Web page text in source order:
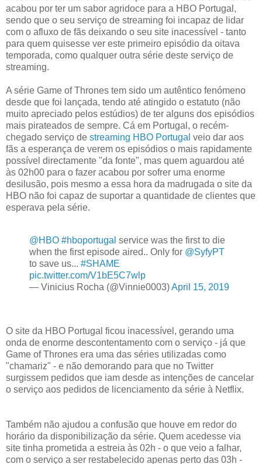
acabou por ter um sabor agridoce para a HBO Portugal,
sendo que o seu serviço de streaming foi incapaz de lidar
com o afluxo de fãs deixando o seu site inacessível - tanto
para quem quisesse ver este primeiro episódio da oitava
temporada, como qualquer outra série deste serviço de
streaming.
A série Game of Thrones tem sido um autêntico fenómeno
desde que foi lançada, tendo até atingido o estatuto (não
muito apreciado pelos estúdios) de ter alguns dos episódios
mais pirateados de sempre. Cá em Portugal, o recém-
chegado serviço de streaming HBO Portugal veio dar aos
fãs a esperança de verem os episódios o mais rapidamente
possível directamente "da fonte", mas quem aguardou até
às 02h00 para o fazer acabou por sofrer uma enorme
desilusão, pois mesmo a essa hora da madrugada o site da
HBO não foi capaz de suportar a quantidade de clientes que
esperava pela série.
@HBO #hboportugal service was the first to die
when the first episode aired.. Only for @SyfyPT
to save us... #SHAME
pic.twitter.com/V1bE5C7wlp
— Vinicius Rocha (@Vinnie0003)April 15, 2019
O site da HBO Portugal ficou inacessível, gerando uma
onda de enorme descontentamento com o serviço - já que
Game of Thrones era uma das séries utilizadas como
"chamariz" - e não demorando para que no Twitter
surgissem pedidos que iam desde as intenções de cancelar
o serviço aos pedidos de licenciamento da série à Netflix.
Também não ajudou a confusão que houve em redor do
horário da disponibilização da série. Quem acedesse via
site tinha prometida a estreia às 02h - o que veio a falhar,
com o serviço a ser restabelecido apenas perto das 03h -